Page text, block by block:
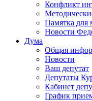
Конфликт
Памятка
Новости
Дума
Общая
Новости
Ваш депутат
Депутаты
Кабинет
График